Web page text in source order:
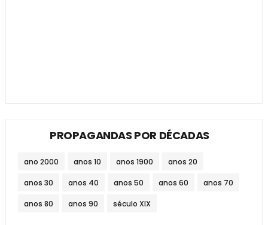
PROPAGANDAS POR DÉCADAS
ano 2000 anos 10 anos 1900 anos 20
anos 30 anos 40 anos 50 anos 60 anos 70
anos 80 anos 90 século XIX